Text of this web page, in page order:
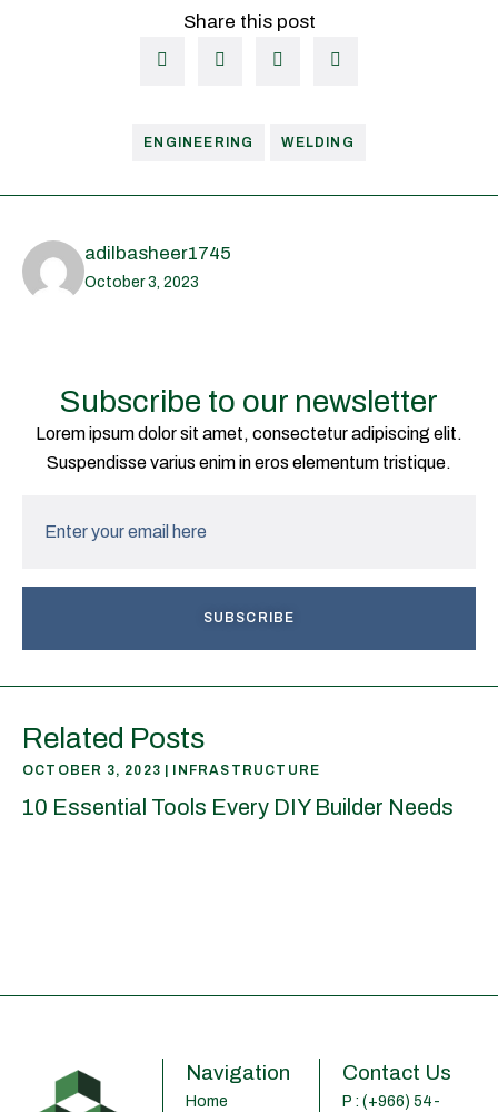
Share this post
ENGINEERING WELDING
adilbasheer1745
October 3, 2023
Subscribe to our newsletter
Lorem ipsum dolor sit amet, consectetur adipiscing elit.
Suspendisse varius enim in eros elementum tristique.
SUBSCRIBE
Related Posts
OCTOBER 3, 2023 INFRASTRUCTURE
10 Essential Tools Every DIY Builder Needs
Navigation
Home
Contact Us
P : (+966) 54-